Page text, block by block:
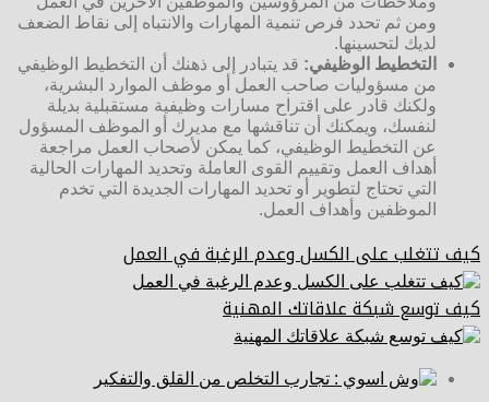
ومن ثم تحدد فرص تنمية المهارات والانتباه إلى نقاط الضعف
لديك لتحسينها.
التخطيط الوظيفي: قد يتبادر إلى ذهنك أن التخطيط الوظيفي
من مسؤوليات صاحب العمل أو موظف الموارد البشرية،
ولكنك قادر على اقتراح مسارات وظيفية مستقبلية بديلة
لنفسك، ويمكنك أن تناقشها مع مديرك أو الموظف المسؤول
عن التخطيط الوظيفي، كما يمكن لأصحاب العمل مراجعة
أهداف العمل وتقييم القوى العاملة وتحديد المهارات الحالية
التي تحتاج لتطوير أو تحديد المهارات الجديدة التي تخدم
الموظفين وأهداف العمل.
كيف تتغلب على الكسل وعدم الرغبة في العمل
كيف توسع شبكة علاقاتك المهنية